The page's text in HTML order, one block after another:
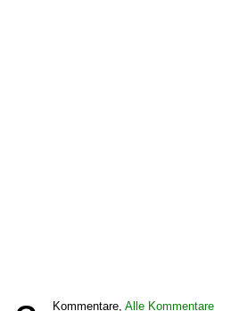
Kommentare, Alle Kommentare